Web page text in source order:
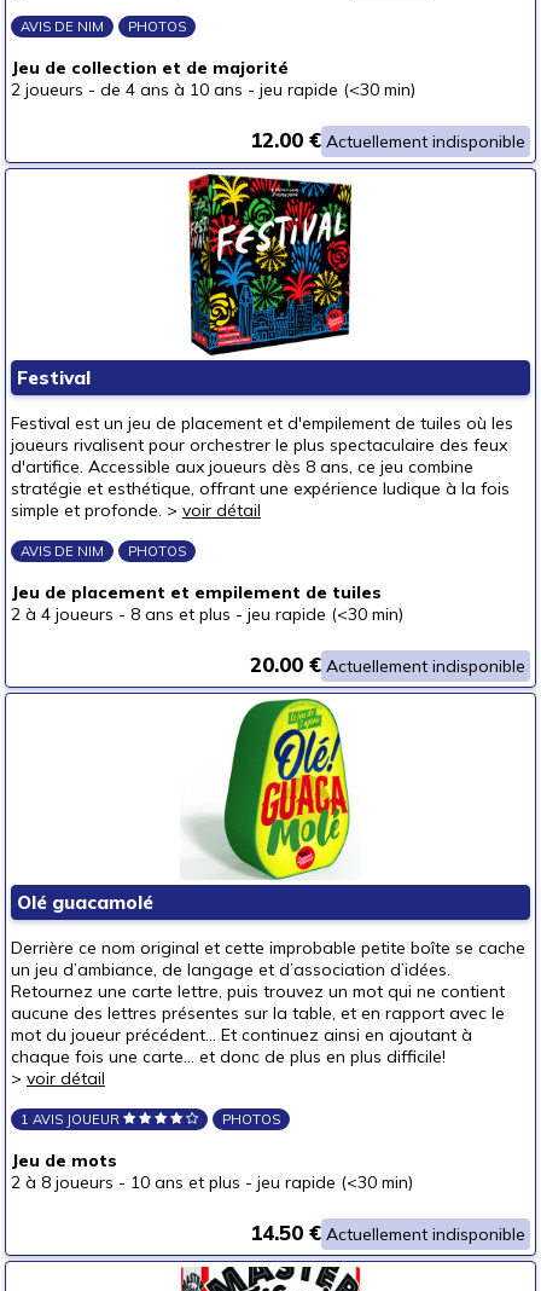
AVIS DE NIM PHOTOS
Jeu de collection et de majorité
2 joueurs - de 4 ans à 10 ans - jeu rapide (<30 min)
Actuellement indisponible
12.00 €
Festival
Festival est un jeu de placement et d'empilement de tuiles où les
joueurs rivalisent pour orchestrer le plus spectaculaire des feux
d'artifice. Accessible aux joueurs dès 8 ans, ce jeu combine
stratégie et esthétique, offrant une expérience ludique à la fois
simple et profonde. > voir détail
AVIS DE NIM PHOTOS
Jeu de placement et empilement de tuiles
2 à 4 joueurs - 8 ans et plus - jeu rapide (<30 min)
Actuellement indisponible
20.00 €
Olé guacamolé
Derrière ce nom original et cette improbable petite boîte se cache
un jeu d’ambiance, de langage et d’association d’idées.
Retournez une carte lettre, puis trouvez un mot qui ne contient
aucune des lettres présentes sur la table, et en rapport avec le
mot du joueur précédent... Et continuez ainsi en ajoutant à
chaque fois une carte... et donc de plus en plus difficile!
> voir détail
1 AVIS JOUEUR PHOTOS
Jeu de mots
2 à 8 joueurs - 10 ans et plus - jeu rapide (<30 min)
Actuellement indisponible
14.50 €